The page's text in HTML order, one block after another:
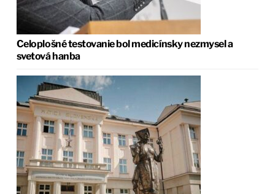
Celoplošné testovanie bol medicínsky nezmysel a
svetová hanba